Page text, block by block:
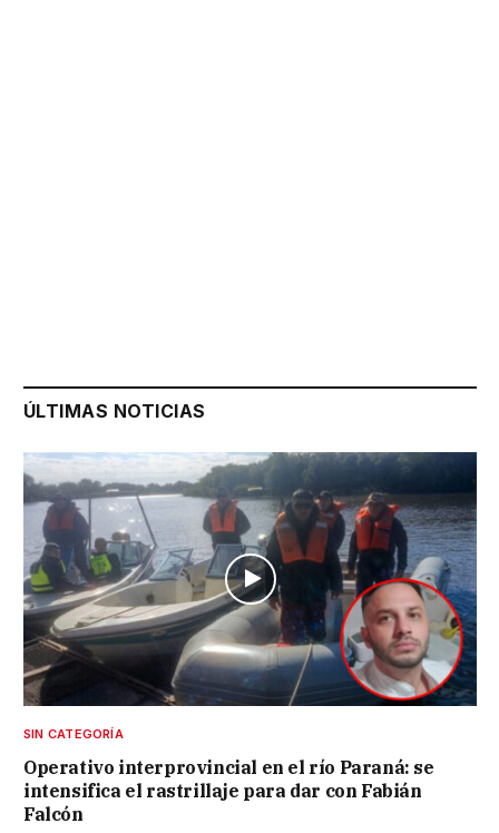
ÚLTIMAS NOTICIAS
SIN CATEGORÍA
Operativo interprovincial en el río Paraná: se
intensifica el rastrillaje para dar con Fabián
Falcón